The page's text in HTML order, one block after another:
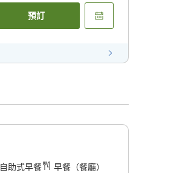
預訂
自助式早餐 早餐（餐廳）